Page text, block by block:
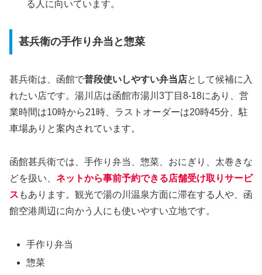
る人に向いています。
甚兵衛の手作り弁当と惣菜
甚兵衛は、函館で普段使いしやすい弁当店として候補に入
れたい店です。湯川店は函館市湯川3丁目8-18にあり、営
業時間は10時から21時、ラストオーダーは20時45分、駐
車場ありと案内されています。
函館甚兵衛では、手作り弁当、惣菜、おにぎり、太巻きな
どを扱い、 ネットから事前予約できる店舗受け取りサービ
ス もあります。観光で湯の川温泉方面に滞在する人や、函
館空港周辺に向かう人にも使いやすい立地です。
手作り弁当
惣菜